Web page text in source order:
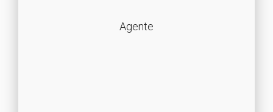
Agente